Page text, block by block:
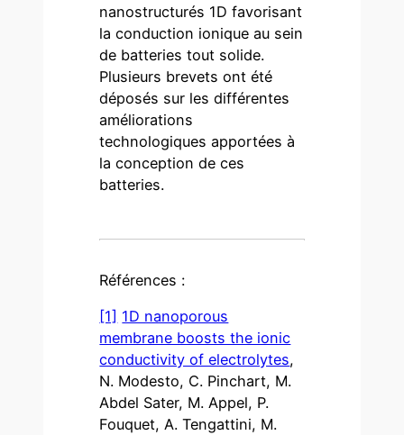
nanostructurés 1D favorisant
la conduction ionique au sein
de batteries tout solide.
Plusieurs brevets ont été
déposés sur les différentes
améliorations
technologiques apportées à
la conception de ces
batteries.
Références :
[1] 1D nanoporous
membrane boosts the ionic
conductivity of electrolytes,
N. Modesto, C. Pinchart, M.
Abdel Sater, M. Appel, P.
Fouquet, A. Tengattini, M.